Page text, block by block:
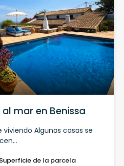
mar en Benissa
viviendo Algunas casas se
Superficie de la parcela